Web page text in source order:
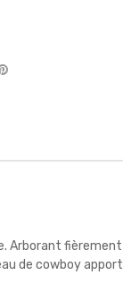
Arborant
de cowboy